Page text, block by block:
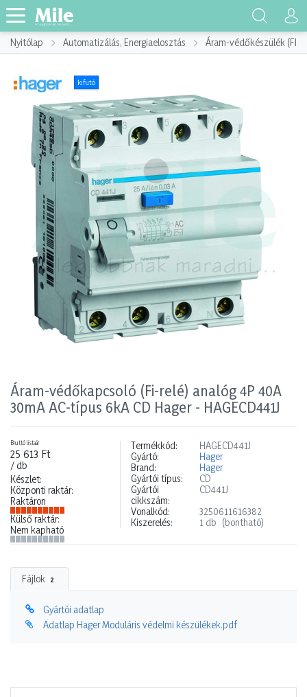
Nyitólap Automatizálás, Energiaelosztás Áram-védőkészülék (FI)
kifutó
Áram-védőkapcsoló (Fi-relé) analóg 4P 40A
30mA AC-típus 6kA CD Hager - HAGECD441J
Bruttó listaár
25 613 Ft
/ db
Készlet:
Központi raktár:
Raktáron
Külső raktár:
Nem kapható
Termékkód:
HAGECD441J
Gyártó:
Hager
Brand:
Hager
Gyártói típus:
CD
Gyártói
cikkszám:
CD441J
Vonalkód:
3250611616382
Kiszerelés:
1 db (bontható)
Fájlok 2
Gyártói adatlap
Adatlap Hager Moduláris védelmi készülékek.pdf